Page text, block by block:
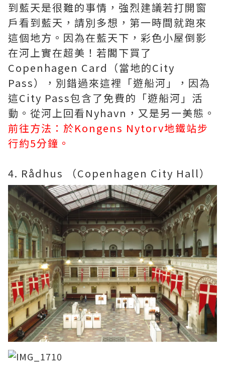
到藍天是很難的事情，強烈建議若打開窗
戶看到藍天，請別多想，第一時間就跑來
這個地方。因為在藍天下，彩色小屋倒影
在河上實在超美！若閣下買了
Copenhagen Card（當地的City
Pass），別錯過來這裡「遊船河」，因為
這City Pass包含了免費的「遊船河」活
動。從河上回看Nyhavn，又是另一美態。
前往方法：於Kongens Nytorv地鐵站步
行約5分鐘。
4. Rådhus （Copenhagen City Hall）